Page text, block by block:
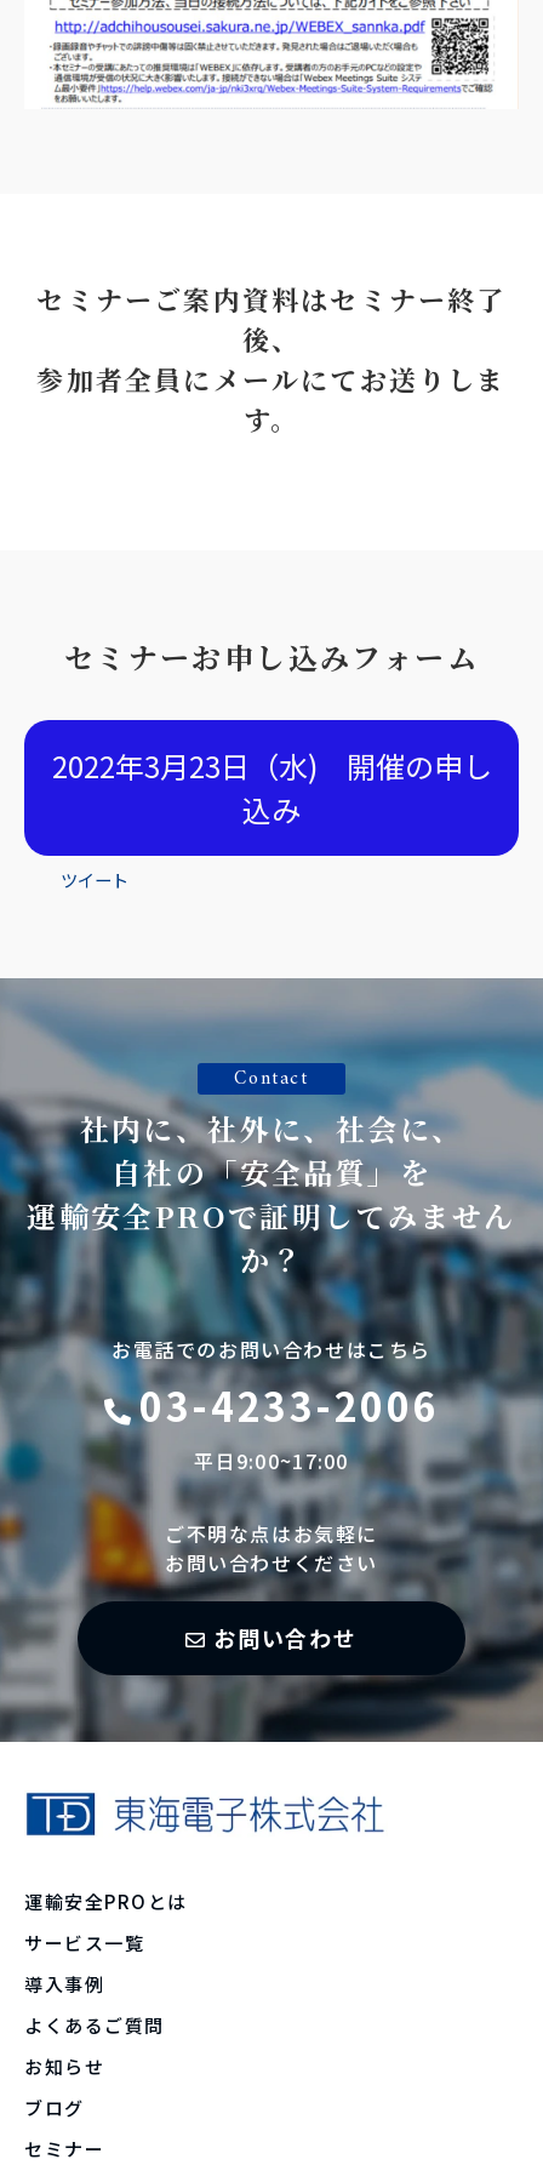
セミナーご案内資料はセミナー終了
後、
参加者全員にメールにてお送りしま
す。
セミナーお申し込みフォーム
2022年3月23日（水) 開催の申し
込み
ツイート
Contact
社内に、社外に、社会に、
自社の「安全品質」を
運輸安全PROで証明してみません
か？
お電話でのお問い合わせはこちら
03-4233-2006
平日9:00~17:00
ご不明な点はお気軽に
お問い合わせください
お問い合わせ
運輸安全PROとは
サービス一覧
導入事例
よくあるご質問
お知らせ
ブログ
セミナー